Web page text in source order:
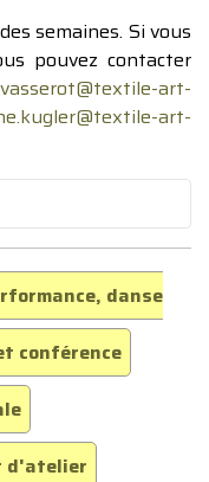
semaines. Si vous
pouvez contacter
art-
art-
danse
conférence
d'atelier